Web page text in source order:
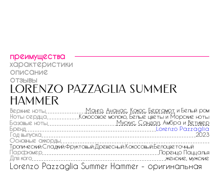
преимущества
характеристики
описание
отзывы
lorenzo pazzaglia summer
hammer
Верхние ноты Манго Ананас Кокос Бергамот и Белый ром
Ноты сердца
Кокосовое молоко, Белые цветы и Морские ноты
Базовые ноты
Мускус Сандал , Амбра и Ветивер
Бренд
Lorenzo Pazzaglia
Год выпуска
2023
Основные аккорды
Тропический:Сладкий:Фруктовый:Древесный:Кокосовый:Белоцветочный
Парфюмер
Лоренцо Паццалья
Для кого
женские, мужские
Lorenzo Pazzaglia Summer Hammer - оригинальная